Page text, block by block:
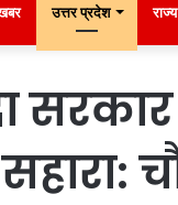
उत्तर प्रदेश राज्य